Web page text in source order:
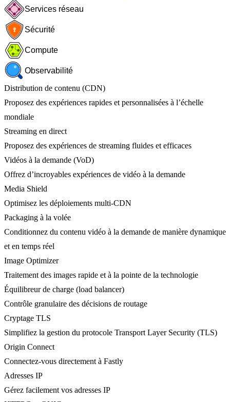
Services réseau
Sécurité
Compute
Observabilité
Distribution de contenu (CDN)
Proposez des expériences rapides et personnalisées à l’échelle
mondiale
Streaming en direct
Proposez des expériences de streaming fluides et efficaces
Vidéos à la demande (VoD)
Offrez d’incroyables expériences de vidéo à la demande
Media Shield
Optimisez les déploiements multi-CDN
Packaging à la volée
Conditionnez du contenu vidéo à la demande de manière dynamique
et en temps réel
Image Optimizer
Traitement des images rapide et à la pointe de la technologie
Équilibreur de charge (load balancer)
Contrôle granulaire des décisions de routage
Cryptage TLS
Simplifiez la gestion du protocole Transport Layer Security (TLS)
Origin Connect
Connectez-vous directement à Fastly
Adresses IP
Gérez facilement vos adresses IP